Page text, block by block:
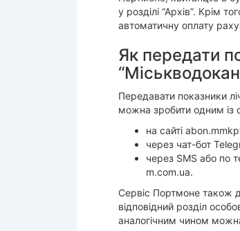
у розділі “Архів”. Крім
автоматичну оплату
Як передати
Передавати показники
можна зробити одним із
на сайті
через чат-бот
через SMS або по
m.com.ua.
Сервіс Портмоне також
відповідний розділ
аналогічним чином